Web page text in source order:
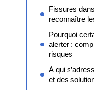
Fissures
reconnaître
Pourquoi
alerter :
risques
À qui
et des